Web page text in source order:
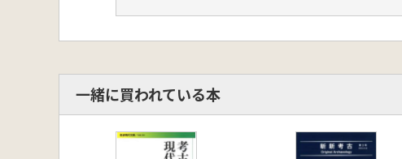
第9章 実践面での総合化
一緒に買われている本